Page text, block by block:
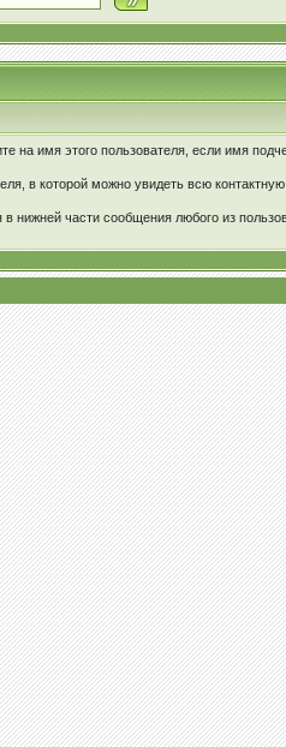
на имя этого пользователя, если имя
в которой можно увидеть всю
нижней части сообщения любого из